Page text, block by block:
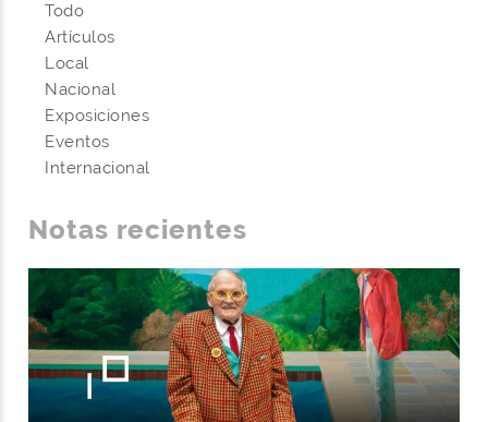
Todo
Artículos
Local
Nacional
Exposiciones
Eventos
Internacional
Notas recientes